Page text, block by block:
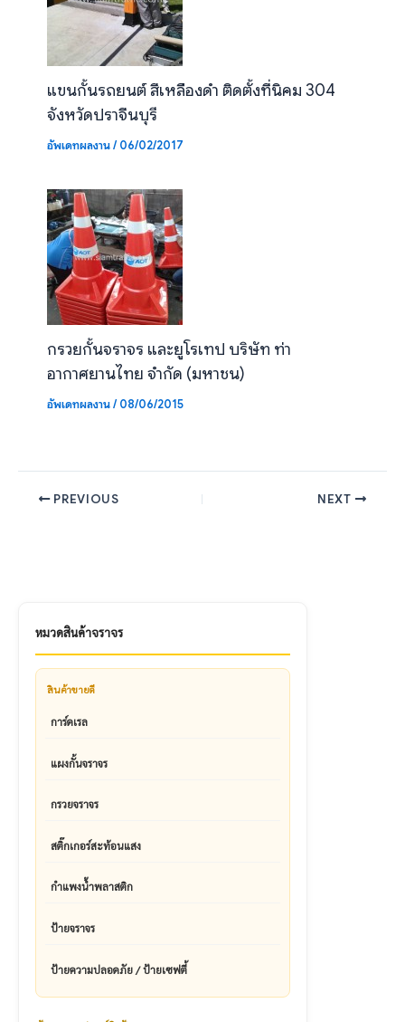
หมวดสินค้าจราจร
สินค้าขายดี
การ์ดเรล
แผงกั้นจราจร
กรวยจราจร
สติ๊กเกอร์สะท้อนแสง
กำแพงน้ำพลาสติก
ป้ายจราจร
ป้ายความปลอดภัย / ป้ายเซฟตี้
แขนกั้นรถยนต์ สีเหลืองดำ ติดตั้งที่นิคม 304
จังหวัดปราจีนบุรี
อัพเดทผลงาน/06/02/2017
กรวยกั้นจราจร และยูโรเทป บริษัท ท่า
อากาศยานไทย จำกัด (มหาชน)
อัพเดทผลงาน/08/06/2015
PREVIOUS NEXT